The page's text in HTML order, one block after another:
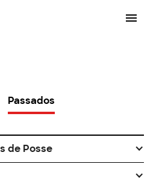
Passados
de Posse